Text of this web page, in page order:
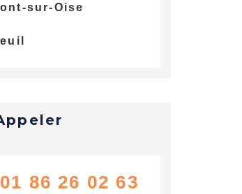
sur-Oise
01 86 26 02 63